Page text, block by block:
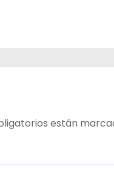
están